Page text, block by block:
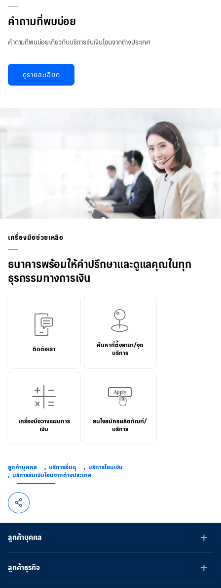
คำถามที่พบบ่อย
คำถามที่พบบ่อยเกี่ยวกับบริการรับเงินโอนจากต่างประเทศ
ดูรายละเอียด
เครื่องมือช่วยเหลือ
ธนาคารพร้อมให้คำปรึกษาและดูแลคุณในทุก
ธุรกรรมทางการเงิน
ติดต่อเรา
ค้นหาที่ตั้งสาขา/จุด
บริการ
เครื่องมือวางแผนการ
เงิน
สนใจสมัครผลิตภัณฑ์/
บริการ
ลูกค้าบุคคล บริการอื่นๆ
บริการโอนเงิน
บริการรับเงินโอนจากต่างประเทศ
ลูกค้าบุคคล
ลูกค้าธุรกิจ